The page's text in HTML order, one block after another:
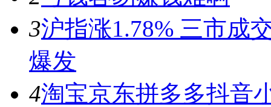
3沪指涨1.78% 三市成
爆发
4淘宝京东拼多多抖音